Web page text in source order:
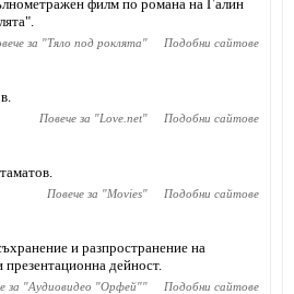
филм по романа на Галин
за "Тяло под роклята" Подобни сайтове
Повече за "Love.net" Подобни сайтове
Повече за "Movies" Подобни сайтове
и разпространение на
дейност.
за "Аудиовидео "Орфей"" Подобни сайтове